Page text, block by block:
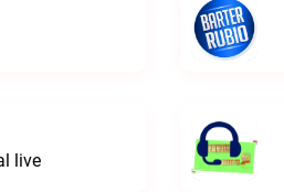
live